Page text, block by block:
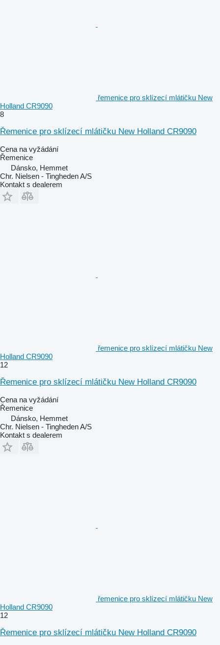
řemenice pro sklízecí mlátičku New
Holland CR9090
8
Řemenice pro sklízecí mlátičku New Holland CR9090
Cena na vyžádání
Řemenice
Dánsko, Hemmet
Chr. Nielsen - Tingheden A/S
Kontakt s dealerem
řemenice pro sklízecí mlátičku New
Holland CR9090
12
Řemenice pro sklízecí mlátičku New Holland CR9090
Cena na vyžádání
Řemenice
Dánsko, Hemmet
Chr. Nielsen - Tingheden A/S
Kontakt s dealerem
řemenice pro sklízecí mlátičku New
Holland CR9090
12
Řemenice pro sklízecí mlátičku New Holland CR9090